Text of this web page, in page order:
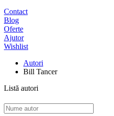
Contact
Blog
Oferte
Ajutor
Wishlist
Autori
Bill Tancer
Listă autori